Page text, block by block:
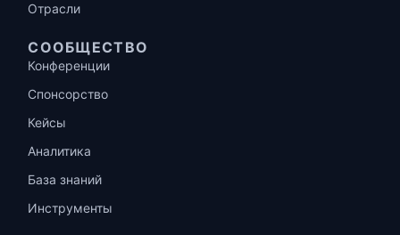
Отрасли
СООБЩЕСТВО
Конференции
Спонсорство
Кейсы
Аналитика
База знаний
Инструменты